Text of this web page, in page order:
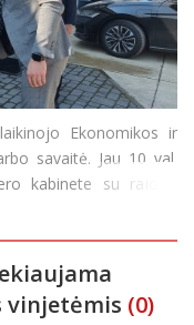
Ekonomikos ir
savaitė. Jau 10 val.
kabinete su rajono
visą dieną –
vinjetėmis (0)